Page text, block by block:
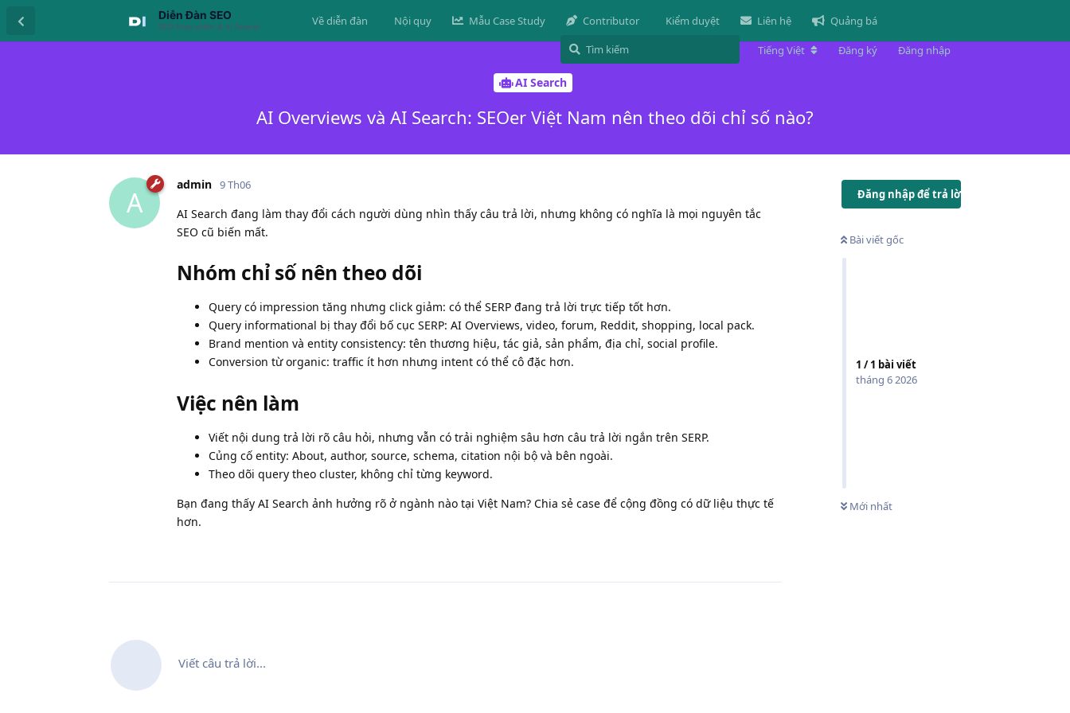
Về diễn đàn Nội quy Mẫu Case Study Contributor Kiểm duyệt Liên hệ Quảng bá
Tiếng Việt Đăng ký Đăng nhập
AI Search
AI Overviews và AI Search: SEOer Việt Nam nên theo dõi chỉ số nào?
Đăng nhập để trả lời
Bài viết gốc
1 /1 bài viết
tháng 6 2026
Mới nhất
A
admin 9 Th06
AI Search đang làm thay đổi cách người dùng nhìn thấy câu trả lời, nhưng không có nghĩa là mọi nguyên tắc
SEO cũ biến mất.
Nhóm chỉ số nên theo dõi
Query có impression tăng nhưng click giảm: có thể SERP đang trả lời trực tiếp tốt hơn.
Query informational bị thay đổi bố cục SERP: AI Overviews, video, forum, Reddit, shopping, local pack.
Brand mention và entity consistency: tên thương hiệu, tác giả, sản phẩm, địa chỉ, social profile.
Conversion từ organic: traffic ít hơn nhưng intent có thể cô đặc hơn.
Việc nên làm
Viết nội dung trả lời rõ câu hỏi, nhưng vẫn có trải nghiệm sâu hơn câu trả lời ngắn trên SERP.
Củng cố entity: About, author, source, schema, citation nội bộ và bên ngoài.
Theo dõi query theo cluster, không chỉ từng keyword.
Bạn đang thấy AI Search ảnh hưởng rõ ở ngành nào tại Việt Nam? Chia sẻ case để cộng đồng có dữ liệu thực tế
hơn.
Viết câu trả lời...